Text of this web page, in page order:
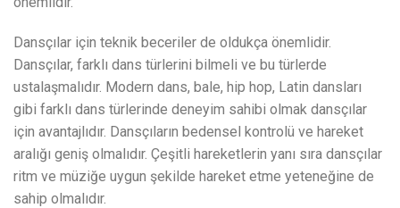
Dansçılar için teknik beceriler de oldukça önemlidir.
Dansçılar, farklı dans türlerini bilmeli ve bu türlerde
ustalaşmalıdır. Modern dans, bale, hip hop, Latin dansları
gibi farklı dans türlerinde deneyim sahibi olmak dansçılar
için avantajlıdır. Dansçıların bedensel kontrolü ve hareket
aralığı geniş olmalıdır. Çeşitli hareketlerin yanı sıra dansçılar
ritm ve müziğe uygun şekilde hareket etme yeteneğine de
sahip olmalıdır.